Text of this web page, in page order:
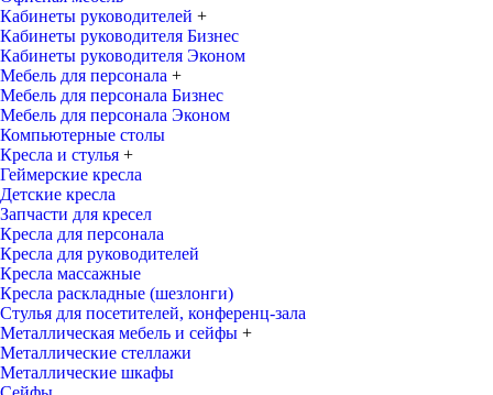
Кабинеты руководителей +
Кабинеты руководителя Бизнес
Кабинеты руководителя Эконом
Мебель для персонала +
Мебель для персонала Бизнес
Мебель для персонала Эконом
Компьютерные столы
Кресла и стулья +
Геймерские кресла
Детские кресла
Запчасти для кресел
Кресла для персонала
Кресла для руководителей
Кресла массажные
Кресла раскладные (шезлонги)
Стулья для посетителей, конференц-зала
Металлическая мебель и сейфы +
Металлические стеллажи
Металлические шкафы